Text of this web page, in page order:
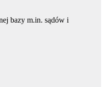
bazy m.in. sądów i